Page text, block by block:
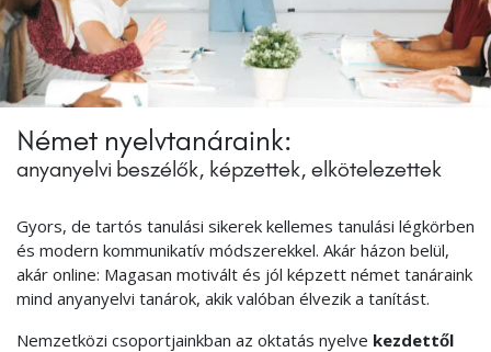
Német nyelvtanáraink:
anyanyelvi beszélők, képzettek, elkötelezettek
Gyors, de tartós tanulási sikerek kellemes tanulási légkörben
és modern kommunikatív módszerekkel. Akár házon belül,
akár online: Magasan motivált és jól képzett német tanáraink
mind anyanyelvi tanárok, akik valóban élvezik a tanítást.
Nemzetközi csoportjainkban az oktatás nyelve kezdettől